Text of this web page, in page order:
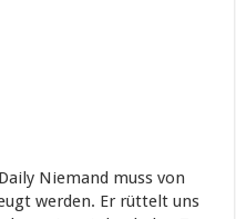
Niemand muss von
werden. Er rüttelt uns